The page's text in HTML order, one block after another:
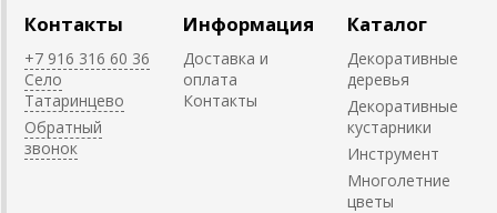
Контакты
+7 916 316 60 36
Село
Татаринцево
Обратный
звонок
Информация
Доставка и
оплата
Контакты
Каталог
Декоративные
деревья
Декоративные
кустарники
Инструмент
Многолетние
цветы